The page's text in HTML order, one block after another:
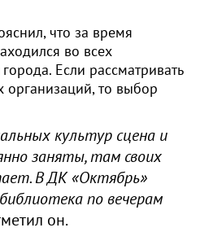
что за время
во всех
Если рассматривать
организаций, то выбор
культур сцена и
заняты, там своих
В ДК «Октябрь»
по вечерам
он.